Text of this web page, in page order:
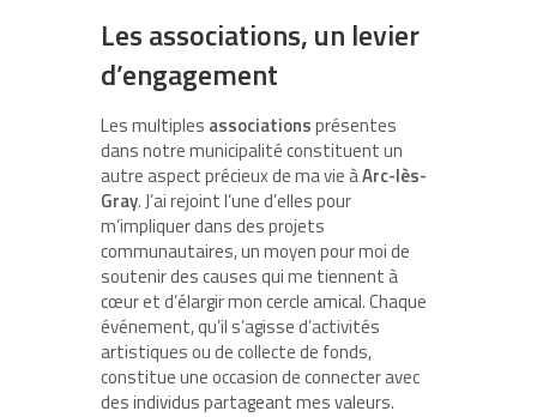
Les associations, un levier
d’engagement
Les multiples associationsprésentes
dans notre municipalité constituent un
autre aspect précieux de ma vie àArc-lès-
Gray. J’ai rejoint l’une d’elles pour
m’impliquer dans des projets
communautaires, un moyen pour moi de
soutenir des causes qui me tiennent à
cœur et d’élargir mon cercle amical. Chaque
événement, qu’il s’agisse d’activités
artistiques ou de collecte de fonds,
constitue une occasion de connecter avec
des individus partageant mes valeurs.